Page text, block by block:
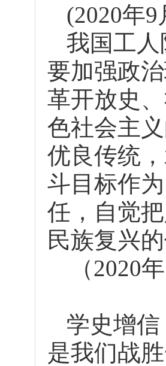
(2020年
我国工
要加强政
革开放史
色社会主
优良传统
斗目标作
任，自觉
民族复兴
（2020
学史增
是我们战